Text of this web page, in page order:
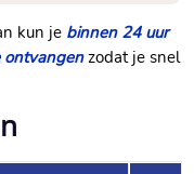
kun je binnen 24 uur
ontvangenzodat je snel